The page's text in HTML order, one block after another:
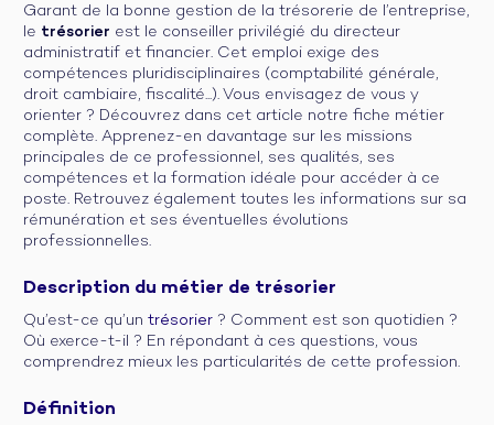
Garant de la bonne gestion de la trésorerie de l’entreprise,
le trésorier est le conseiller privilégié du directeur
administratif et financier. Cet emploi exige des
compétences pluridisciplinaires (comptabilité générale,
droit cambiaire, fiscalité...). Vous envisagez de vous y
orienter ? Découvrez dans cet article notre fiche métier
complète. Apprenez-en davantage sur les missions
principales de ce professionnel, ses qualités, ses
compétences et la formation idéale pour accéder à ce
poste. Retrouvez également toutes les informations sur sa
rémunération et ses éventuelles évolutions
professionnelles.
Description du métier de trésorier
Qu’est-ce qu’un trésorier ? Comment est son quotidien ?
Où exerce-t-il ? En répondant à ces questions, vous
comprendrez mieux les particularités de cette profession.
Définition